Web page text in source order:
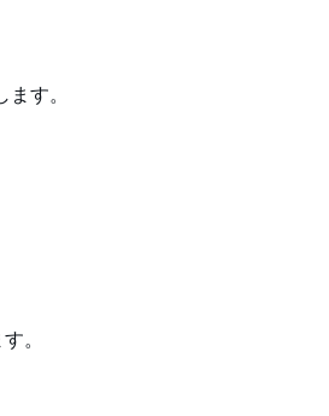
す。
。